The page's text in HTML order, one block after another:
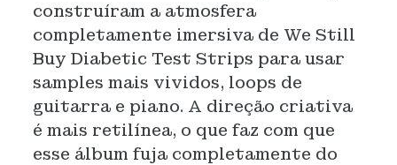
construíram a atmosfera
completamente imersiva de We Still
Buy Diabetic Test Strips para usar
samples mais vividos, loops de
guitarra e piano. A direção criativa
é mais retilínea, o que faz com que
esse álbum fuja completamente do